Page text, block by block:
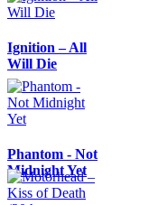
Ignition – All
Will Die
Phantom - Not
Midnight Yet